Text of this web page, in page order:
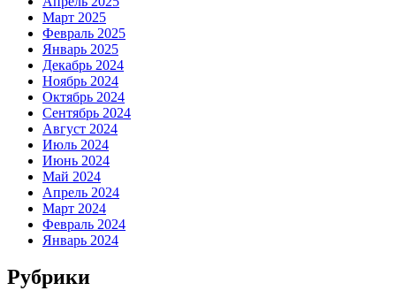
Март 2025
Февраль 2025
Январь 2025
Декабрь 2024
Ноябрь 2024
Октябрь 2024
Сентябрь 2024
Август 2024
Июль 2024
Июнь 2024
Май 2024
Апрель 2024
Март 2024
Февраль 2024
Январь 2024
Рубрики